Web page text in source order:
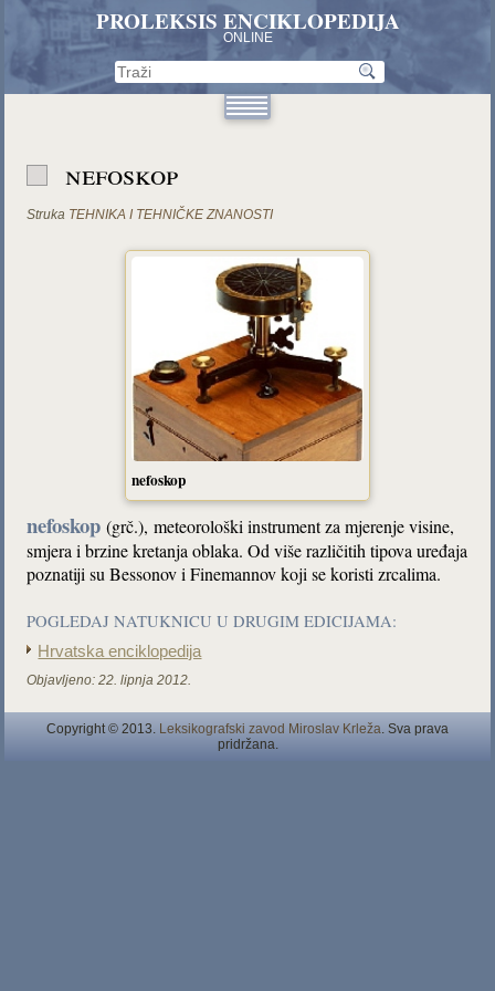
PROLEKSIS ENCIKLOPEDIJA
ONLINE
nefoskop
Struka TEHNIKA I TEHNIČKE ZNANOSTI
nefoskop
nefoskop(grč.), meteorološki instrument za mjerenje visine,
smjera i brzine kretanja oblaka. Od više različitih tipova uređaja
poznatiji su Bessonov i Finemannov koji se koristi zrcalima.
POGLEDAJ NATUKNICU U DRUGIM EDICIJAMA:
Hrvatska enciklopedija
Objavljeno: 22. lipnja 2012.
Copyright © 2013. Leksikografski zavod Miroslav Krleža . Sva prava
pridržana.